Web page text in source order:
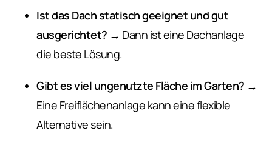
Ist das Dach statisch geeignet und gut
ausgerichtet? → Dann ist eine Dachanlage
die beste Lösung.
Gibt es viel ungenutzte Fläche im Garten? →
Eine Freiflächenanlage kann eine flexible
Alternative sein.